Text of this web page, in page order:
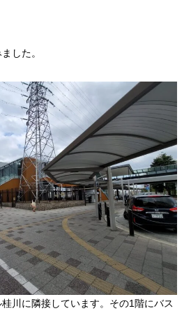
した。
川に隣接しています。その1階にバス